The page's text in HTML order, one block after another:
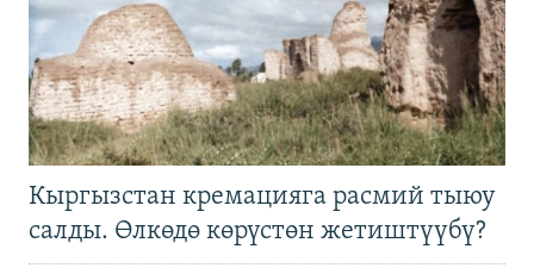
Кыргызстан кремацияга расмий тыюу
салды. Өлкөдө көрүстөн жетиштүүбү?